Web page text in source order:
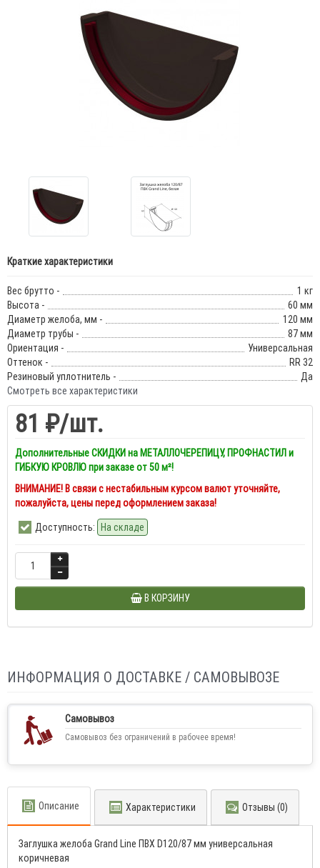
Краткие характеристики
Вес брутто -
1 кг
Высота -
60 мм
Диаметр желоба, мм -
120 мм
Диаметр трубы -
87 мм
Ориентация -
Универсальная
Оттенок -
RR 32
Резиновый уплотнитель -
Да
Смотреть все характеристики
81 ₽/шт.
Дополнительные СКИДКИ на МЕТАЛЛОЧЕРЕПИЦУ, ПРОФНАСТИЛ и
ГИБКУЮ КРОВЛЮ при заказе от 50 м²!
ВНИМАНИЕ! В связи с нестабильным курсом валют уточняйте,
пожалуйста, цены перед оформлением заказа!
Доступность: На складе
В КОРЗИНУ
ИНФОРМАЦИЯ О ДОСТАВКЕ / САМОВЫВОЗЕ
Самовывоз
Самовывоз без ограничений в рабочее время!
Описание Характеристики Отзывы (0)
Заглушка желоба Grand Line ПВХ D120/87 мм универсальная
коричневая